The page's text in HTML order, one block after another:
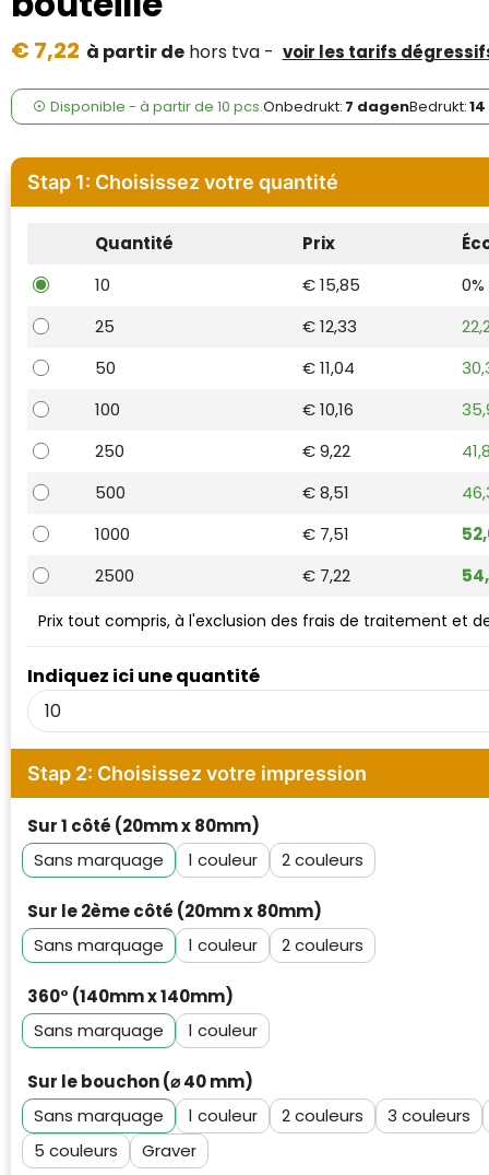
Fresh 'n Rebel
GolfOriginals
James Harvest
Kingcap
MyKit
Ocean Bottle
Parker
Waterman
€ 7,22 à partir dehors tva - voir les tarifs
Disponible - à partir de 10 pcs.Onbedrukt: 7 dagenBedrukt:
Stap 1: Choisissez votre quantité
Quantité Prix
10
€ 15,85
0%
25
€ 12,33
50
€ 11,04
100
€ 10,16
250
€ 9,22
500
€ 8,51
1000
€ 7,51
2500
€ 7,22
Indiquez ici une quantité
Prix tout compris, à l'exclusion des frais de traitement et
Stap 2: Choisissez votre impression
Sur 1 côté (20mm x 80mm)
Sans marquage
1 2
Sur le 2ème côté (20mm x 80mm)
Sans marquage
1 2
360° (140mm x 140mm)
Sans marquage
1
Sur le bouchon (⌀ 40 mm)
Sans marquage
1 2
3
5
Graver